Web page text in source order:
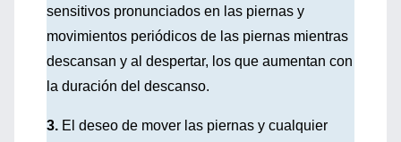
sensitivos pronunciados en las piernas y
movimientos periódicos de las piernas mientras
descansan y al despertar, los que aumentan con
la duración del descanso.
3. El deseo de mover las piernas y cualquier